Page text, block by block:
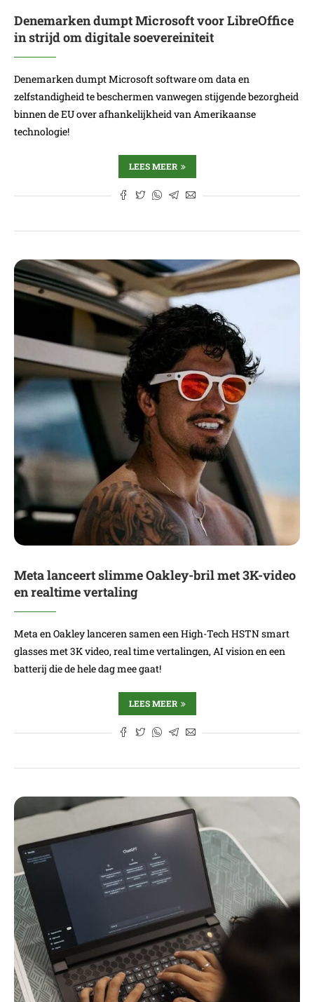
Denemarken dumpt Microsoft voor LibreOffice
in strijd om digitale soevereiniteit
Denemarken dumpt Microsoft software om data en
zelfstandigheid te beschermen vanwegen stijgende bezorgheid
binnen de EU over afhankelijkheid van Amerikaanse
technologie!
LEES MEER
Meta lanceert slimme Oakley-bril met 3K-video
en realtime vertaling
Meta en Oakley lanceren samen een High-Tech HSTN smart
glasses met 3K video, real time vertalingen, AI vision en een
batterij die de hele dag mee gaat!
LEES MEER